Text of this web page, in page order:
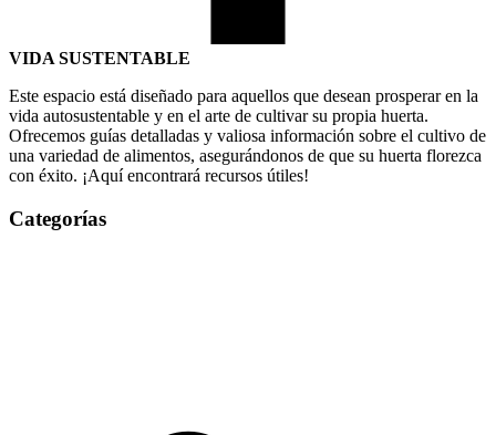
VIDA SUSTENTABLE
Este espacio está diseñado para aquellos que desean prosperar en la
vida autosustentable y en el arte de cultivar su propia huerta.
Ofrecemos guías detalladas y valiosa información sobre el cultivo de
una variedad de alimentos, asegurándonos de que su huerta florezca
con éxito. ¡Aquí encontrará recursos útiles!
Categorías